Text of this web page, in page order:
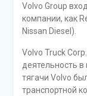
Volvo Group
компании, как
Nissan Diesel).
Volvo Truck
деятельность
тягачи Volvo
транспортной